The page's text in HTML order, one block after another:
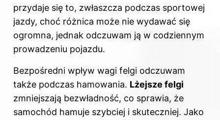
przydaje się to, zwłaszcza podczas sportowej
jazdy, choć różnica może nie wydawać się
ogromna, jednak odczuwam ją w codziennym
prowadzeniu pojazdu.
Bezpośredni wpływ wagi felgi odczuwam
także podczas hamowania. Lżejsze felgi
zmniejszają bezwładność, co sprawia, że
samochód hamuje szybciej i skuteczniej. Jako